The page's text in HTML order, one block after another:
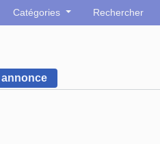
Catégories Rechercher